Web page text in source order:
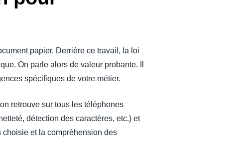
papier. Derrière ce travail, la loi
On parle alors de valeur probante. Il
spécifiques de votre métier.
retrouve sur tous les téléphones
détection des caractères, etc.) et
choisie et la compréhension des